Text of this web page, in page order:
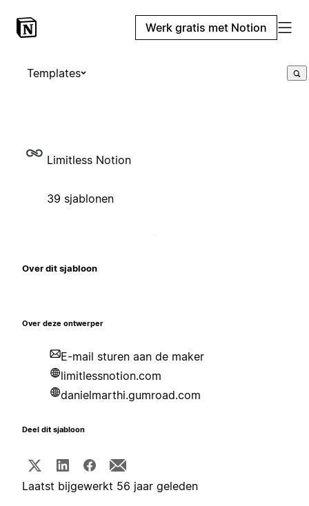
Werk gratis met Notion
Templates
Limitless Notion
39 sjablonen
Over dit sjabloon
Over deze ontwerper
E-mail sturen aan de maker
limitlessnotion.com
danielmarthi.gumroad.com
Deel dit sjabloon
Laatst bijgewerkt 56 jaar geleden